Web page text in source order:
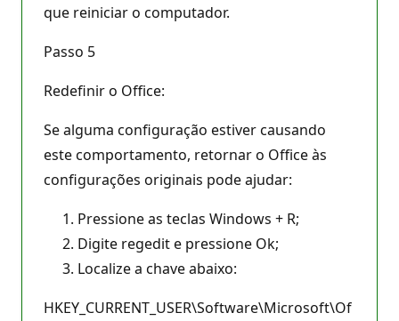
que reiniciar o computador.
Passo 5
Redefinir o Office:
Se alguma configuração estiver causando
este comportamento, retornar o Office às
configurações originais pode ajudar:
Pressione as teclas Windows + R;
Digite regedit e pressione Ok;
Localize a chave abaixo:
HKEY_CURRENT_USER\Software\Microsoft\Of